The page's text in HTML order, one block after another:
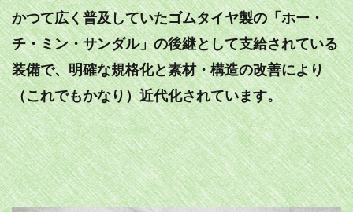
かつて広く普及していたゴムタイヤ製の「ホー・
チ・ミン・サンダル」の後継として支給されている
装備で、明確な規格化と素材・構造の改善により
（これでもかなり）近代化されています。